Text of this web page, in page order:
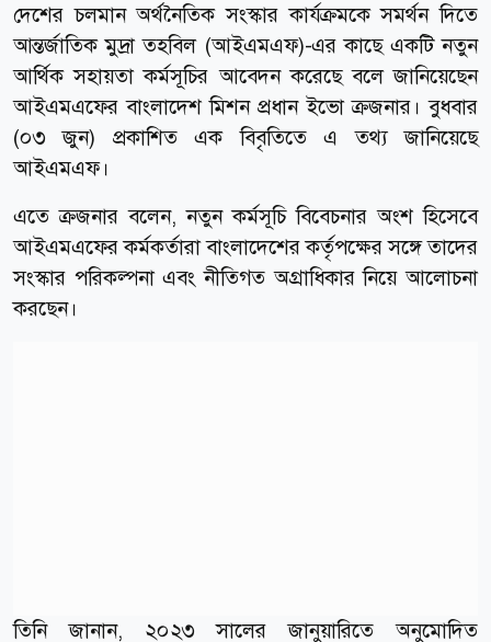
দেশের চলমান অর্থনৈতিক সংস্কার কার্যক্রমকে সমর্থন দিতে
আন্তর্জাতিক মুদ্রা তহবিল (আইএমএফ)-এর কাছে একটি নতুন
আর্থিক সহায়তা কর্মসূচির আবেদন করেছে বলে জানিয়েছেন
আইএমএফের বাংলাদেশ মিশন প্রধান ইভো ক্রজনার। বুধবার
(০৩ জুন) প্রকাশিত এক বিবৃতিতে এ তথ্য জানিয়েছে
আইএমএফ।
এতে ক্রজনার বলেন, নতুন কর্মসূচি বিবেচনার অংশ হিসেবে
আইএমএফের কর্মকর্তারা বাংলাদেশের কর্তৃপক্ষের সঙ্গে তাদের
সংস্কার পরিকল্পনা এবং নীতিগত অগ্রাধিকার নিয়ে আলোচনা
করছেন।
তিনি জানান, ২০২৩ সালের জানুয়ারিতে অনুমোদিত